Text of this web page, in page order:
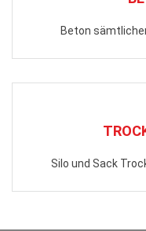
Beton
Silo und Sack